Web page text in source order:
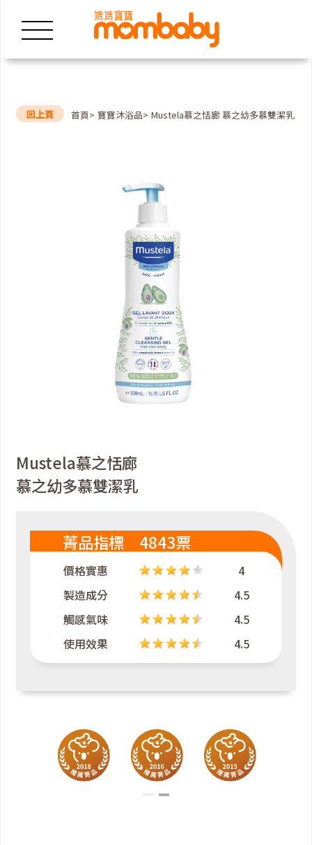
回上頁 首頁 寶寶沐浴品 Mustela慕之恬廊 慕之幼多慕雙潔乳
Mustela慕之恬廊
慕之幼多慕雙潔乳
菁品指標 4843票
價格實惠
4
製造成分
4.5
觸感氣味
4.5
使用效果
4.5